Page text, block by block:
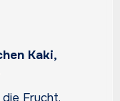
Kaki,